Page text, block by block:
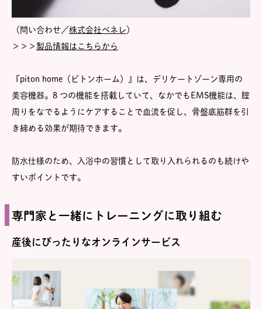
（問い合わせ／株式会社ベネレ ）
＞＞＞ 製品情報はこちらから
『piton home（ピトンホーム）』は、デリケートゾーン専用の
美容機器。8 つの機能を搭載していて、なかでもEMS機能は、腟
周りをなでるようにケアすることで血流を促し、骨盤底筋群を引
き締める効果が期待できます。
防水仕様のため、入浴中の習慣として取り入れられるのも続けや
すいポイントです。
専門家と一緒にトレーニングに取り組む
産後にぴったりなオンラインサービス